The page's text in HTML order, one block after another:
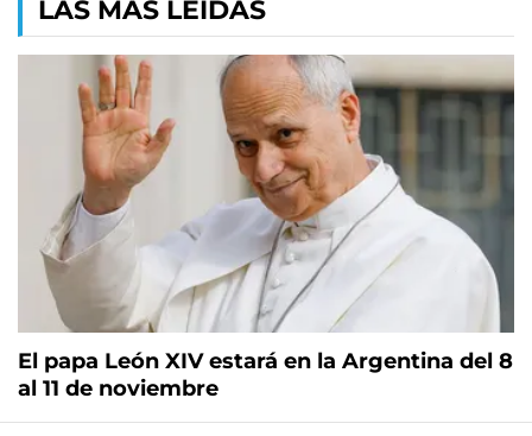
LAS MÁS LEÍDAS
El papa León XIV estará en la Argentina del 8
al 11 de noviembre